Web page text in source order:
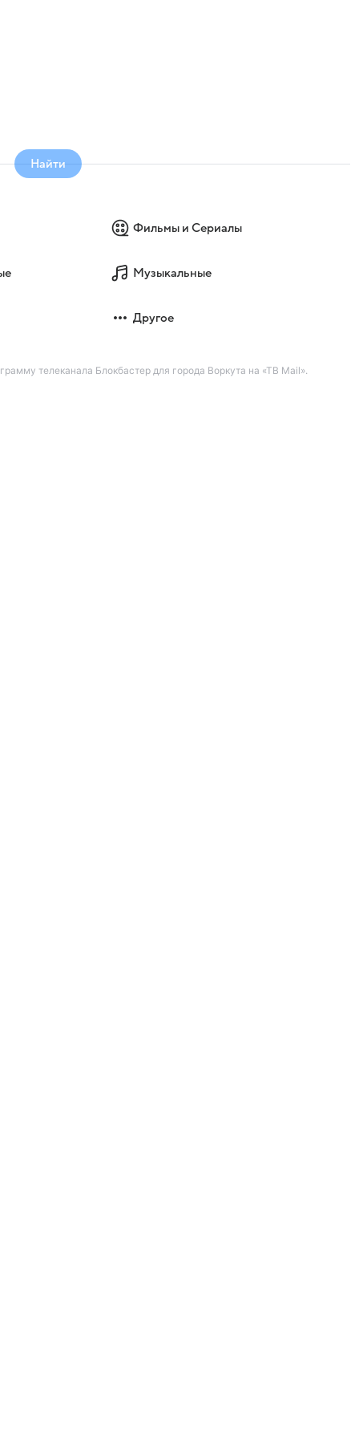
Найти
Фильмы и Сериалы
Музыкальные
Другое
телеканала Блокбастер для города Воркута на «ТВ Mail».